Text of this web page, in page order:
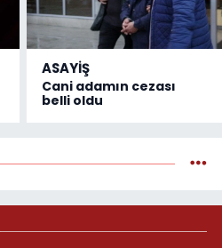
ASAYİŞ
Cani adamın cezası
belli oldu